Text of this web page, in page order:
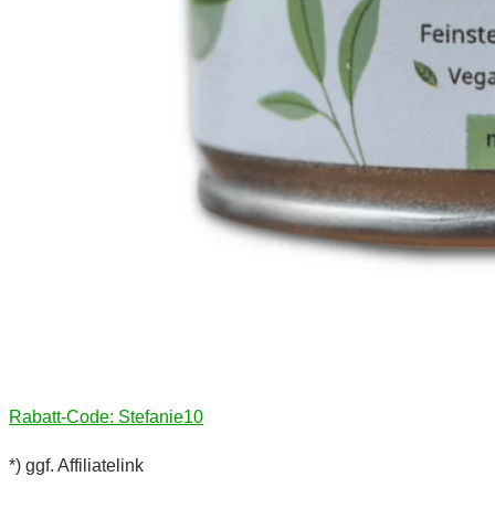
Rabatt-Code: Stefanie10
*) ggf. Affiliatelink